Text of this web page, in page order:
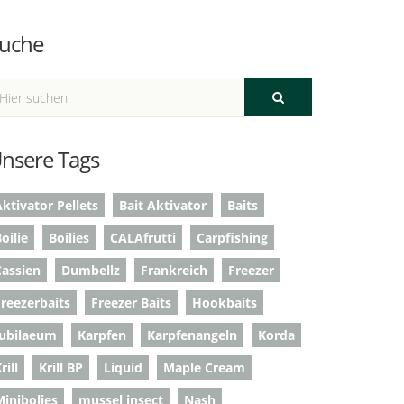
Tags
Pellets Bait Aktivator
Baits
Boilies CALAfrutti
Carpfishing
Dumbellz Frankreich
Freezer
Freezer Baits
Hookbaits
Karpfen Karpfenangeln
Korda
Krill BP Liquid
Maple Cream
mussel insect
Nash